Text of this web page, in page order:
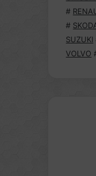
#
#
SUZUKI
VOLVO